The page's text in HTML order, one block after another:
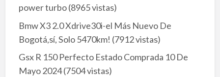
power turbo(8965 vistas)
Bmw X3 2.0 Xdrive30i-el Más Nuevo De
Bogotá,sí, Solo 5470km! (7912 vistas)
Gsx R 150 Perfecto Estado Comprada 10 De
Mayo 2024(7504 vistas)